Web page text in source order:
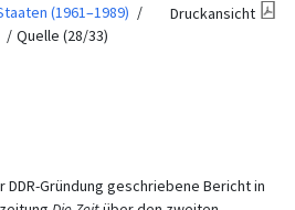
(1961–1989)
Quelle (28/33)
Druckansicht
Gründung geschriebene Bericht in